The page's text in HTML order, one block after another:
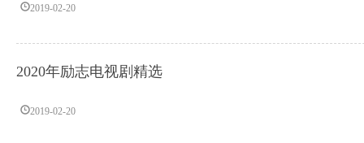
2019-02-20
2020年励志电视剧精选
2019-02-20